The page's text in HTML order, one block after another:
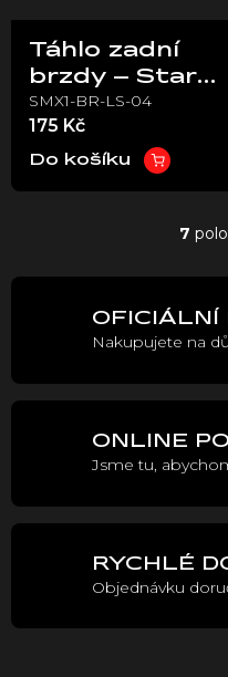
Táhlo zadní
brzdy – Stark
VARG
SMX1-BR-LS-04
175 Kč
Do košíku
7
OFICIÁLNÍ
Nakupujete na
ONLINE
Jsme tu,
RYCHLÉ
Objednávku